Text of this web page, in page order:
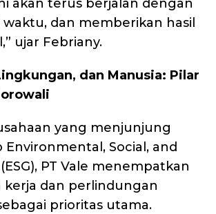
akan terus berjalan dengan
dan memberikan hasil
ujar Febriany.
dan Manusia: Pilar
yang menjunjung
Social, and
PT Vale menempatkan
kerja dan perlindungan
prioritas utama.